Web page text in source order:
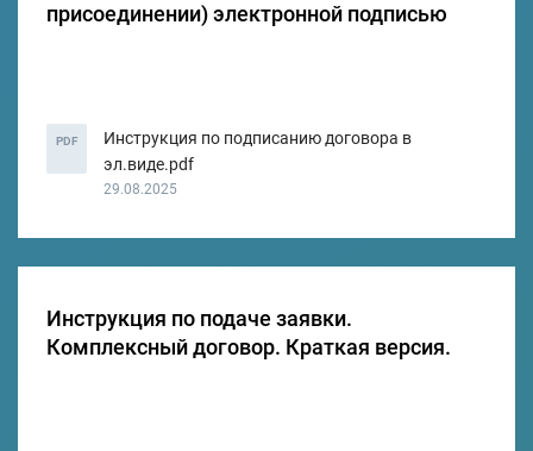
присоединении) электронной подписью
PDF
Инструкция по подписанию договора в
эл.виде.pdf
29.08.2025
Инструкция по подаче заявки.
Комплексный договор. Краткая версия.